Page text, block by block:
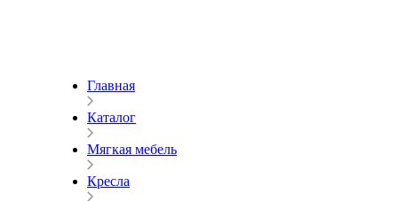
Главная
Каталог
Мягкая мебель
Кресла